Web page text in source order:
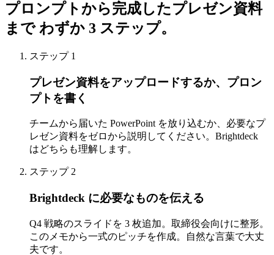
プロンプトから完成したプレゼン資料
までわずか 3 ステップ。
ステップ 1
プレゼン資料をアップロードするか、プロン
プトを書く
チームから届いた PowerPoint を放り込むか、必要なプ
レゼン資料をゼロから説明してください。Brightdeck
はどちらも理解します。
ステップ 2
Brightdeck に必要なものを伝える
Q4 戦略のスライドを 3 枚追加。取締役会向けに整形。
このメモから一式のピッチを作成。自然な言葉で大丈
夫です。